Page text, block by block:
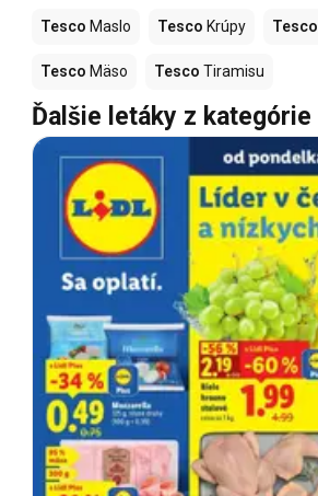
Tesco Maslo Tesco Krúpy Tesco
Tesco Mäso Tesco Tiramisu
Ďalšie letáky z kategórie